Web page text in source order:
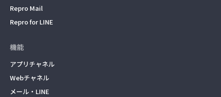
Repro Mail
Repro for LINE
機能
アプリチャネル
Webチャネル
メール・LINE